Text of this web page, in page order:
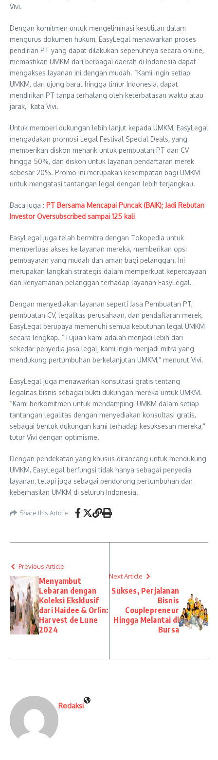
Vivi.
Dengan komitmen untuk mengeliminasi kesulitan dalam
mengurus dokumen hukum, EasyLegal menawarkan proses
pendirian PT yang dapat dilakukan sepenuhnya secara online,
memastikan UMKM dari berbagai daerah di Indonesia dapat
mengakses layanan ini dengan mudah. “Kami ingin setiap
UMKM, dari ujung barat hingga timur Indonesia, dapat
mendirikan PT tanpa terhalang oleh keterbatasan waktu atau
jarak,” kata Vivi.
Untuk memberi dukungan lebih lanjut kepada UMKM, EasyLegal
mengadakan promosi Legal Festival Special Deals, yang
memberikan diskon menarik untuk pembuatan PT dan CV
hingga 50%, dan diskon untuk layanan pendaftaran merek
sebesar 20%. Promo ini merupakan kesempatan bagi UMKM
untuk mengatasi tantangan legal dengan lebih terjangkau.
Baca juga : PT Bersama Mencapai Puncak (BAIK); Jadi Rebutan
Investor Oversubscribed sampai 125 kali
EasyLegal juga telah bermitra dengan Tokopedia untuk
memperluas akses ke layanan mereka, memberikan opsi
pembayaran yang mudah dan aman bagi pelanggan. Ini
merupakan langkah strategis dalam memperkuat kepercayaan
dan kenyamanan pelanggan terhadap layanan EasyLegal.
Dengan menyediakan layanan seperti Jasa Pembuatan PT,
pembuatan CV, legalitas perusahaan, dan pendaftaran merek,
EasyLegal berupaya memenuhi semua kebutuhan legal UMKM
secara lengkap. “Tujuan kami adalah menjadi lebih dari
sekedar penyedia jasa legal; kami ingin menjadi mitra yang
mendukung pertumbuhan berkelanjutan UMKM,” menurut Vivi.
EasyLegal juga menawarkan konsultasi gratis tentang
legalitas bisnis sebagai bukti dukungan mereka untuk UMKM.
“Kami berkomitmen untuk mendampingi UMKM dalam setiap
tantangan legalitas dengan menyediakan konsultasi gratis,
sebagai bentuk dukungan kami terhadap kesuksesan mereka,”
tutur Vivi dengan optimisme.
Dengan pendekatan yang khusus dirancang untuk mendukung
UMKM, EasyLegal berfungsi tidak hanya sebagai penyedia
layanan, tetapi juga sebagai pendorong pertumbuhan dan
keberhasilan UMKM di seluruh Indonesia.
Share this Article
Previous Article
Menyambut
Lebaran dengan
Koleksi Eksklusif
dari Haidee & Orlin:
Harvest de Lune
2024
Next Article
Sukses, Perjalanan
Bisnis
Couplepreneur
Hingga Melantai di
Bursa
Redaksi